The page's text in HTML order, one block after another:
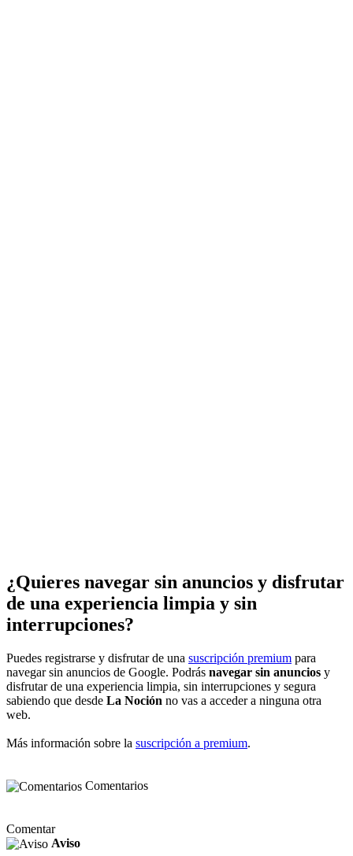
¿Quieres navegar sin anuncios y disfrutar
de una experiencia limpia y sin
interrupciones?
Puedes registrarse y disfrutar de una suscripción premium para
navegar sin anuncios de Google. Podrás navegar sin anuncios y
disfrutar de una experiencia limpia, sin interrupciones y segura
sabiendo que desde La Noción no vas a acceder a ninguna otra
web.
Más información sobre la suscripción a premium.
Comentarios
Comentar
Aviso